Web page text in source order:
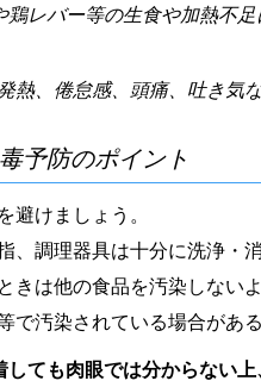
レバー等の生食や加熱不足
熱、倦怠感、頭痛、吐き気
予防のポイント
避けましょう。
、調理器具は十分に洗浄・
きは他の食品を汚染しない
で汚染されている場合があ
ても肉眼では分からない